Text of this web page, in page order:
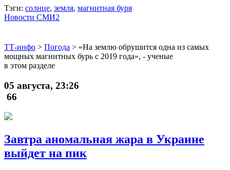
Тэги: солнце, земля, магнитная буря
Новости СМИ2
ТТ-инфо > Погода > «На землю обрушится одна из самых
мощных магнитных бурь с 2019 года», - ученые
в этом разделе
05 августа, 23:26
66
Завтра аномальная жара в Украине
выйдет на пик